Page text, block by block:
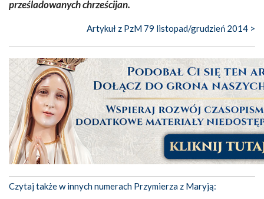
prześladowanych chrześcijan.
Artykuł z PzM 79 listopad/grudzień 2014 >
Czytaj także w innych numerach Przymierza z Maryją: